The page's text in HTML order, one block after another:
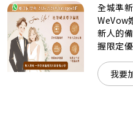
準新人的個性及預算﹔保證為您打
賓客永誌難忘！
全城準
WeVow
新人的
握限定優
我要